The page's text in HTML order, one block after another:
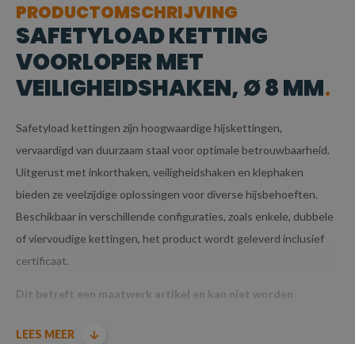
PRODUCTOMSCHRIJVING
SAFETYLOAD KETTING
VOORLOPER MET
VEILIGHEIDSHAKEN, Ø 8 MM
Safetyload kettingen zijn hoogwaardige hijskettingen,
vervaardigd van duurzaam staal voor optimale betrouwbaarheid.
Uitgerust met inkorthaken, veiligheidshaken en klephaken
bieden ze veelzijdige oplossingen voor diverse hijsbehoeften.
Beschikbaar in verschillende configuraties, zoals enkele, dubbele
of viervoudige kettingen, het product wordt geleverd inclusief
certificaat.
Dit betreft een maatwerk artikel en kan niet worden
LEES MEER